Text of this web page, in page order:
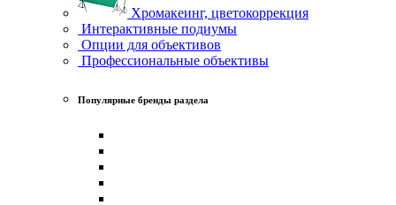
Хромакеинг, цветокоррекция
Интерактивные подиумы
Опции для объективов
Профессиональные объективы
Популярные бренды раздела